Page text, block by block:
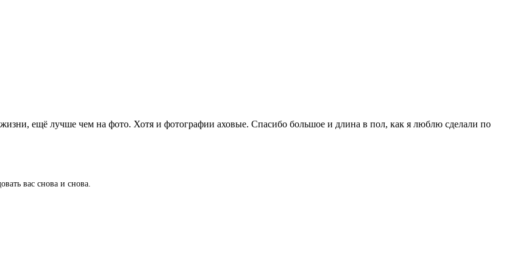
ещё лучше чем на фото. Хотя и фотографии аховые. Спасибо большое и длина в пол, как я люблю сделали по
вас снова и снова.